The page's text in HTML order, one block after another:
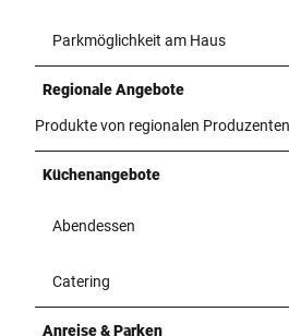
Parkmöglichkeit am Haus
Regionale Angebote
Produkte von regionalen Produzenten
Küchenangebote
Abendessen
Catering
Anreise & Parken